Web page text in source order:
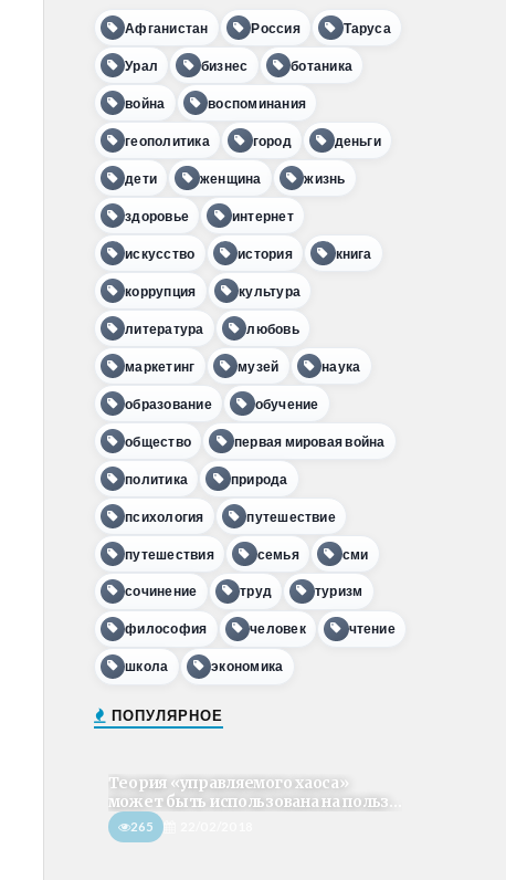
Афганистан Россия Таруса
Урал бизнес ботаника
война воспоминания
геополитика город деньги
дети женщина жизнь
здоровье интернет
искусство история книга
коррупция культура
литература любовь
маркетинг музей наука
образование обучение
общество первая мировая война
политика природа
психология путешествие
путешествия семья сми
сочинение труд туризм
философия человек чтение
школа экономика
ПОПУЛЯРНОЕ
Теория «управляемого хаоса»
может быть использована на польз...
265